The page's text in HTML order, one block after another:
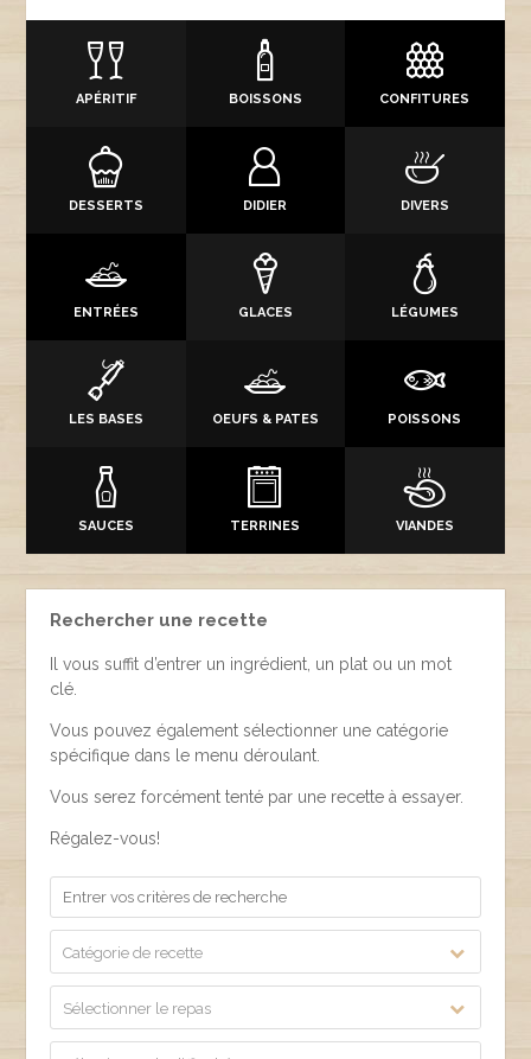
APÉRITIF BOISSONS CONFITURES
DESSERTS DIDIER DIVERS
ENTRÉES GLACES LÉGUMES
LES BASES OEUFS & PATES POISSONS
SAUCES TERRINES VIANDES
Rechercher une recette
Il vous suffit d’entrer un ingrédient, un plat ou un mot
clé.
Vous pouvez également sélectionner une catégorie
spécifique dans le menu déroulant.
Vous serez forcément tenté par une recette à essayer.
Régalez-vous!
Catégorie de recette
Sélectionner le repas